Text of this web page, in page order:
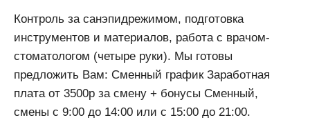
Контроль за санэпидрежимом, подготовка
инструментов и материалов, работа с врачом-
стоматологом (четыре руки). Мы готовы
предложить Вам: Сменный график Заработная
плата от 3500р за смену + бонусы Сменный,
смены с 9:00 до 14:00 или с 15:00 до 21:00.